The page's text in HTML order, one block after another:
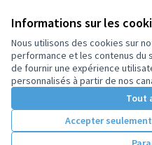
Informations sur les
Nous utilisons des cookies sur
performance et les contenus du
de fournir une expérience
personnalisés à partir de nos
Tout
Accepter